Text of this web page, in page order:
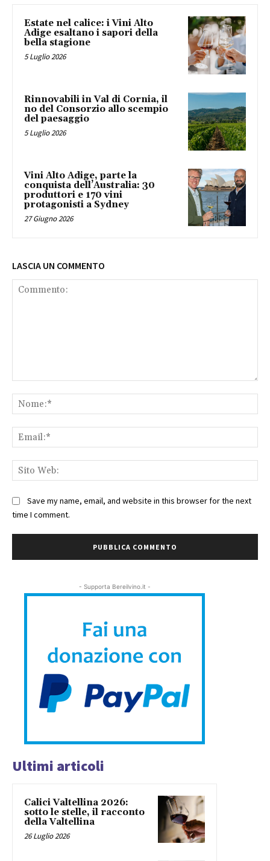
Estate nel calice: i Vini Alto
Adige esaltano i sapori della
bella stagione
5 Luglio 2026
Rinnovabili in Val di Cornia, il
no del Consorzio allo scempio
del paesaggio
5 Luglio 2026
Vini Alto Adige, parte la
conquista dell’Australia: 30
produttori e 170 vini
protagonisti a Sydney
27 Giugno 2026
LASCIA UN COMMENTO
Save my name, email, and website in this browser for the next
time I comment.
- Supporta Bereilvino.it -
Ultimi articoli
Calici Valtellina 2026:
sotto le stelle, il racconto
della Valtellina
26 Luglio 2026